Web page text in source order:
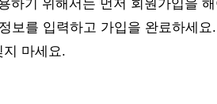
하기 위해서는 먼저 회원가입을
보를 입력하고 가입을 완료하세
마세요.